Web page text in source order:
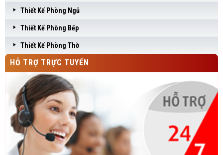
Thiết Kế Phòng Ngủ
Thiết Kế Phòng Bếp
Thiết Kế Phòng Thờ
HỖ TRỢ TRỰC TUYẾN